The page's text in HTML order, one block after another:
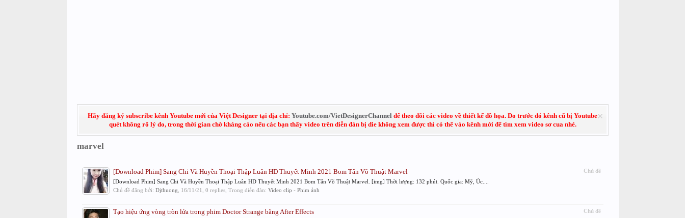
Hãy đăng ký subscribe kênh Youtube mới của Việt Designer tại địa chỉ: Youtube.com/VietDesignerChannel để theo dõi các video về thiết kế đồ họa. Do trước đó kênh cũ bị Youtube
quét không rõ lý do, trong thời gian chờ kháng cáo nếu các bạn thấy video trên diễn đàn bị die không xem được thì có thể vào kênh mới để tìm xem video sơ cua nhé.
marvel
Chủ đề
[Download Phim] Sang Chi Và Huyền Thoại Thập Luân HD Thuyết Minh 2021 Bom Tấn Võ Thuật Marvel
[Download Phim] Sang Chi Và Huyền Thoại Thập Luân HD Thuyết Minh 2021 Bom Tấn Võ Thuật Marvel. [img] Thời lượng: 132 phút. Quốc gia: Mỹ, Úc....
Chủ đề đăng bởi: Djthuong 16/11/21 , 0 replies, Trong diễn đàn: Video clip - Phim ảnh
Chủ đề
Tạo hiệu ứng vòng tròn lửa trong phim Doctor Strange bằng After Effects